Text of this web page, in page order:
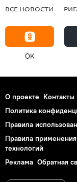
ВСЕ НОВОСТИ
OK
О проекте Контакты
Политика
Правила
Правила
технологий
Реклама Обратная